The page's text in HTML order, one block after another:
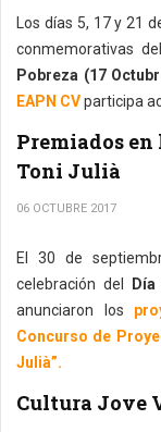
Los días 5, 17 y 21
conmemorativas del
Pobreza (17
EAPN CVparticipa
Premiados
Toni Julià
06 OCTUBRE 2017
El 30 de
celebración del
anunciaron los
Concurso de
Julià”.
Cultura Jove